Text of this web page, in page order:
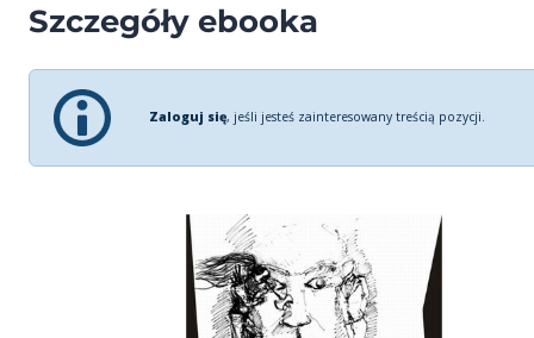
Szczegóły ebooka
Zaloguj się, jeśli jesteś zainteresowany treścią pozycji.